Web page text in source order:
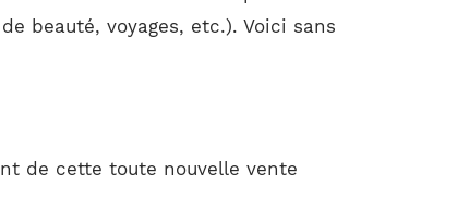
beauté, voyages, etc.). Voici sans
de cette toute nouvelle vente